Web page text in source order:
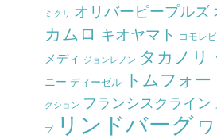
ミクリ オリバーピープルズ
カムロ キオヤマト コモレビ
メディ
ジョンレノン タカノリ
ニー ディーゼル トムフォー
クション フランシスクライン
プ リンドバーグ